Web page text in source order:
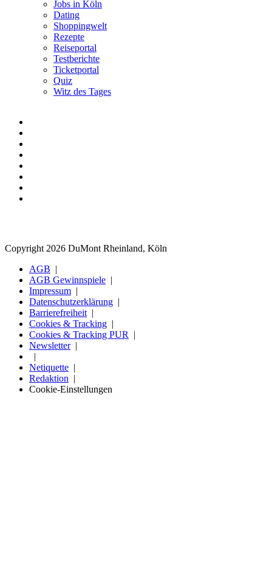
Jobs in Köln
Dating
Shoppingwelt
Rezepte
Reiseportal
Testberichte
Ticketportal
Quiz
Witz des Tages
Copyright 2026 DuMont Rheinland, Köln
AGB
AGB Gewinnspiele
Impressum
Datenschutzerklärung
Barrierefreiheit
Cookies & Tracking
Cookies & Tracking PUR
Newsletter
Netiquette
Redaktion
Cookie-Einstellungen